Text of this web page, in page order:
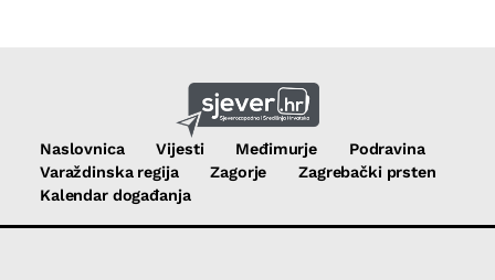
Naslovnica Vijesti Međimurje
Podravina
Varaždinska regija
Zagorje
Zagrebački prsten
Kalendar događanja